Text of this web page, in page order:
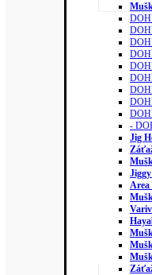
-
Jig
Area